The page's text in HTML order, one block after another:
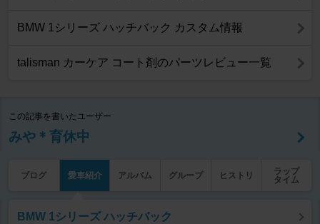
BMW 1シリーズ ハッチバック カスタム情報
talisman カーケア コート剤のパーツレビュー一覧
この記事を書いたユーザー
みや＊育休中
ブログ 愛車紹介 アルバム グループ ヒストリ
ラップ
タイム
BMW 1シリーズ ハッチバック